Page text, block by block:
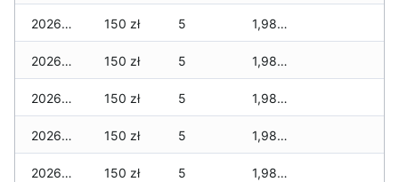
2026-05-26 150 zł 5 1,980 zł
2026-05-25 150 zł 5 1,980 zł
2026-05-24 150 zł 5 1,980 zł
2026-05-23 150 zł 5 1,980 zł
2026-05-22 150 zł 5 1,980 zł